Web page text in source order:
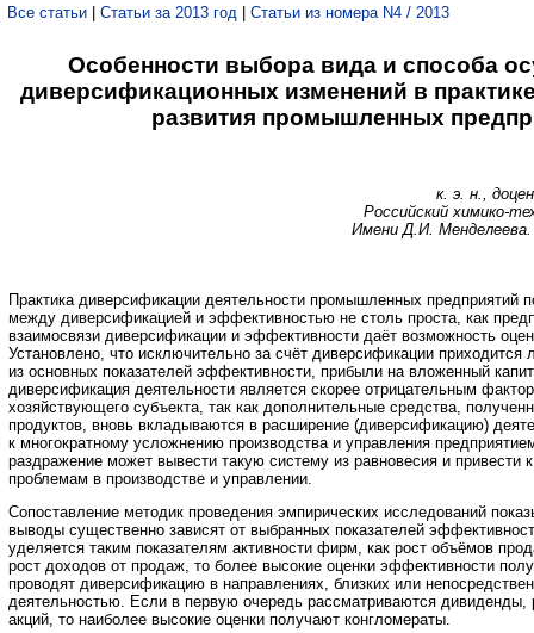
Все статьи | Статьи за 2013 год | Статьи из номера N4 / 2013
Особенности выбора вида и способа
диверсификационных изменений в практике
развития промышленных
к. э. н.,
Российский химико-
Имени Д.И.
Практика диверсификации деятельности промышленных предприятий
между диверсификацией и эффективностью не столь проста, как
взаимосвязи диверсификации и эффективности даёт возможность
Установлено, что исключительно за счёт диверсификации приходится
из основных показателей эффективности, прибыли на вложенный
диверсификация деятельности является скорее отрицательным
хозяйствующего субъекта, так как дополнительные средства,
продуктов, вновь вкладываются в расширение (диверсификацию)
к многократному усложнению производства и управления
раздражение может вывести такую систему из равновесия и привести
проблемам в производстве и управлении.
Сопоставление методик проведения эмпирических исследований
выводы существенно зависят от выбранных показателей
уделяется таким показателям активности фирм, как рост объёмов
рост доходов от продаж, то более высокие оценки эффективности
проводят диверсификацию в направлениях, близких или
деятельностью. Если в первую очередь рассматриваются дивиденды,
акций, то наиболее высокие оценки получают конгломераты.